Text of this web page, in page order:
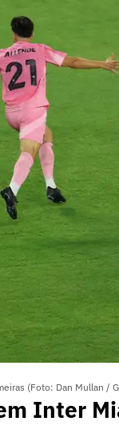
(Foto: Dan Mullan /
Inter